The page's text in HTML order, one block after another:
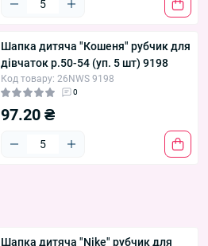
Шапка дитяча "Кошеня" рубчик для
дівчаток р.50-54 (уп. 5 шт) 9198
Код товару: 26NWS 9198
0
97.20 ₴
Шапка дитяча "Nike" рубчик для